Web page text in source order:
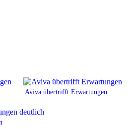
Aviva übertrifft Erwartungen